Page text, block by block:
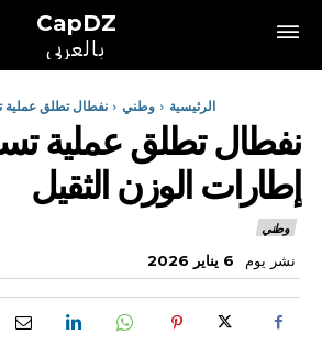
CapDZ
بالعربي
الرئيسية وطني نفطال تطلق عملية
نفطال تطلق عملية
إطارات الوزن الثقيل
وطني
نشر يوم 6 يناير 2026